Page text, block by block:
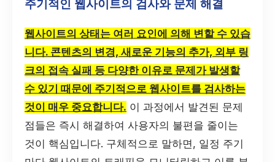
주기적인 웹사이트의 검사와 문제 해결
웹사이트의 상태는 여러 요인에 의해 변할 수 있습
니다. 콘텐츠의 변경, 새로운 기능의 추가, 외부 링
크의 접속 실패 등 다양한 이유로 문제가 발생할
수 있기 때문에 주기적으로 웹사이트를 검사하는
것이 매우 중요합니다. 이 과정에서 발견된 문제
점들은 즉시 해결하여 사용자의 불편을 줄이는
것이 핵심입니다. 구체적으로 말하면, 일정 주기